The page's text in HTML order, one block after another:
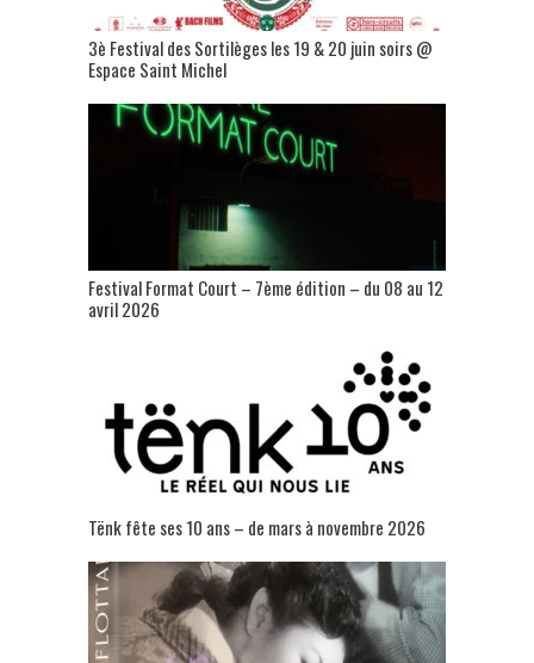
3è Festival des Sortilèges les 19 & 20 juin soirs @
Espace Saint Michel
Festival Format Court – 7ème édition – du 08 au 12
avril 2026
Tënk fête ses 10 ans – de mars à novembre 2026